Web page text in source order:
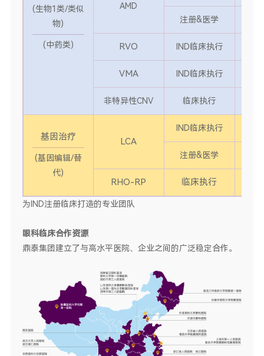
(生物1类/类似
物)
(中药类)
AMD
注册&医学
RVO IND临床执行
VMA IND临床执行
非特异性CNV 临床执行
基因治疗
(基因编辑/替
代)
LCA
IND临床执行
注册&医学
RHO-RP 临床执行
为IND注册临床打造的专业团队
眼科临床合作资源
鼎泰集团建立了与高水平医院、企业之间的广泛稳定合作。